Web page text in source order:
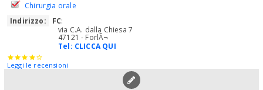
Chirurgia orale
Indirizzo:
FC:
via C.A. dalla Chiesa 7
47121 - ForlÃ¬
Tel: CLICCA QUI
Leggi le recensioni